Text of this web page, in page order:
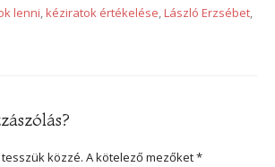
lenni,kéziratok értékelése,László Erzsébet,
közzé. A kötelező mezőket*